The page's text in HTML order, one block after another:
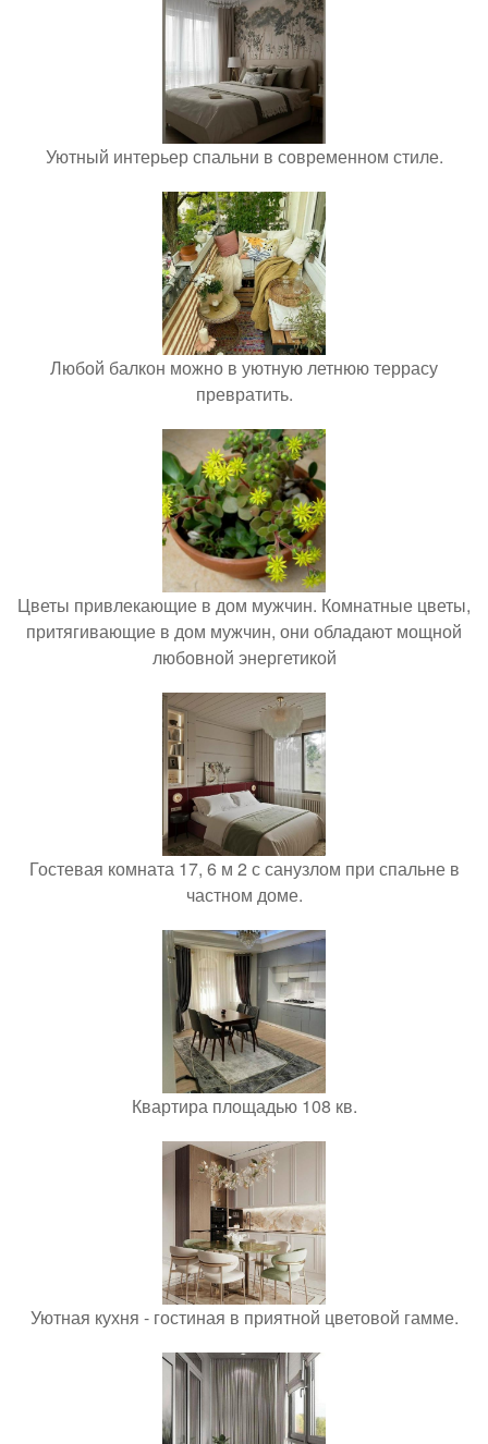
Уютный интерьер спальни в современном стиле.
Любой балкон можно в уютную летнюю террасу
превратить.
Цветы привлекающие в дом мужчин. Комнатные цветы,
притягивающие в дом мужчин, они обладают мощной
любовной энергетикой
Гостевая комната 17, 6 м 2 с санузлом при спальне в
частном доме.
Квартира площадью 108 кв.
Уютная кухня - гостиная в приятной цветовой гамме.